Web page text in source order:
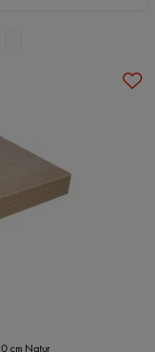
cm Natur